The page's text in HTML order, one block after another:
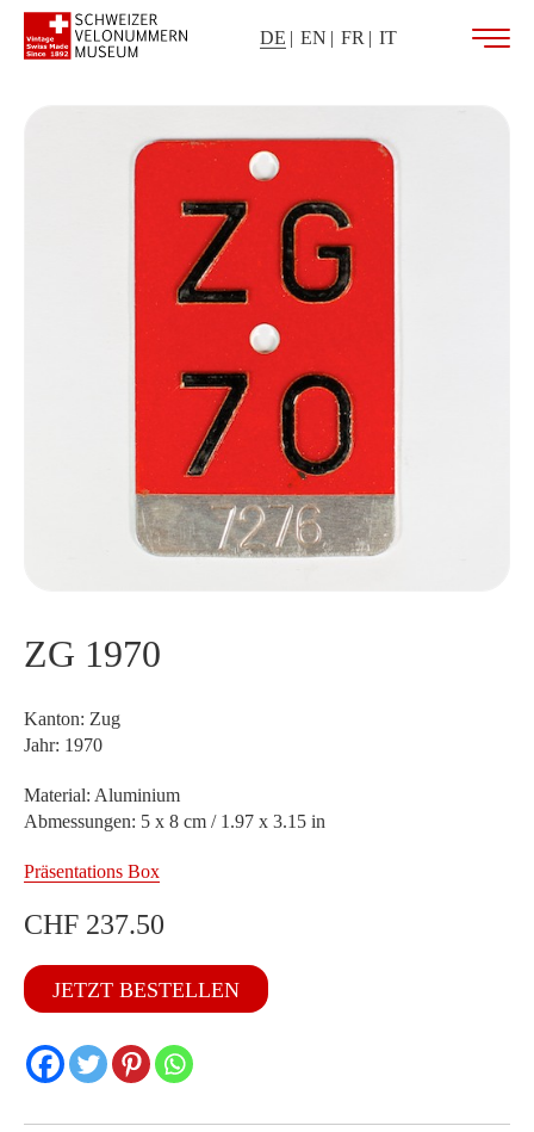
DE EN FR IT
ZG 1970
Kanton: Zug
Jahr: 1970
Material: Aluminium
Abmessungen: 5 x 8 cm / 1.97 x 3.15 in
Präsentations Box
CHF 237.50
ZG
1970
Menge
JETZT BESTELLEN